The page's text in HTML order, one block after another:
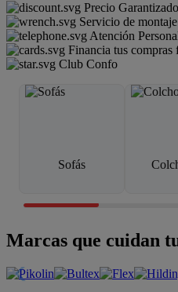
Precio Garantizado
Servicio de
Atención
Financia tus compras
Club Confo
Sofás
Marcas que cuidan